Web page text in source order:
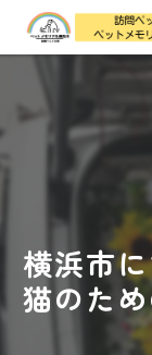
横浜市
猫のた